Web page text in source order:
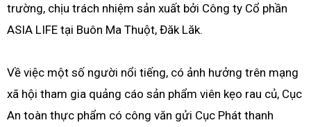
trường, chịu trách nhiệm sản xuất bởi Công ty Cổ phần
ASIA LIFE tại Buôn Ma Thuột, Đăk Lăk.
Về việc một số người nổi tiếng, có ảnh hưởng trên mạng
xã hội tham gia quảng cáo sản phẩm viên kẹo rau củ, Cục
An toàn thực phẩm có công văn gửi Cục Phát thanh